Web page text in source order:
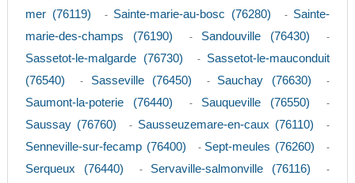
mer (76119)
- Sainte-marie-au-bosc (76280) - Sainte-
marie-des-champs (76190)
- Sandouville (76430) -
Sassetot-le-malgarde (76730) - Sassetot-le-mauconduit
(76540)
- Sasseville (76450) - Sauchay (76630) -
Saumont-la-poterie (76440) - Sauqueville (76550) -
Saussay (76760) - Sausseuzemare-en-caux (76110) -
Senneville-sur-fecamp (76400) - Sept-meules (76260) -
Serqueux (76440) - Servaville-salmonville (76116) -